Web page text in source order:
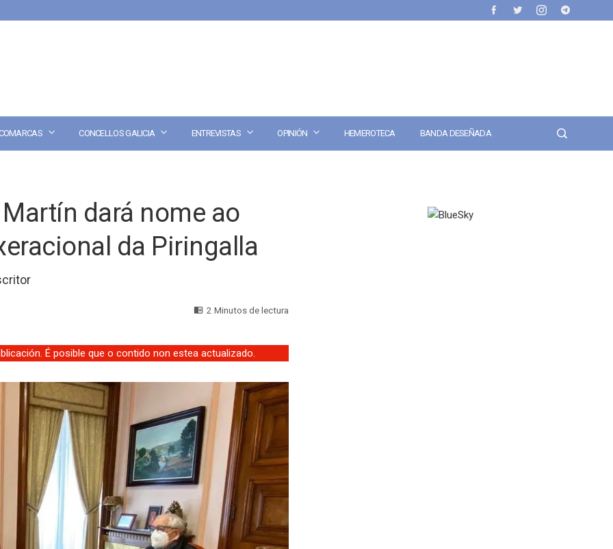
CONCELLOS GALICIA ENTREVISTAS OPINIÓN HEMEROTECA BANDA DESEÑADA
dará nome ao
da Piringalla
2 Minutos de lectura
É posible que o contido non estea actualizado.